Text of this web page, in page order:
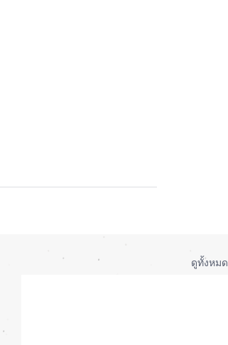
ดูทั้งหมด